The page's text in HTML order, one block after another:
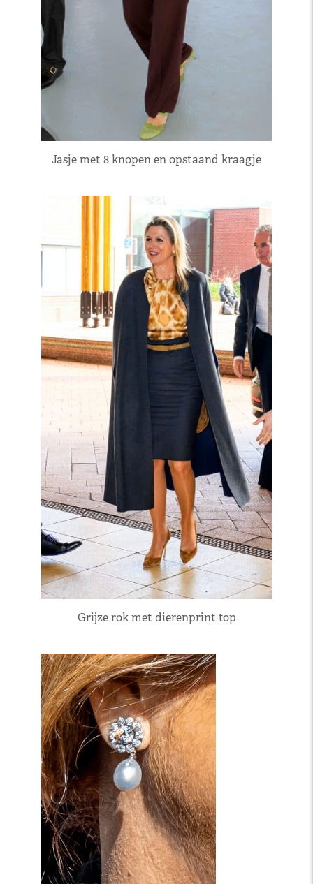
Jasje met 8 knopen en opstaand kraagje
Grijze rok met dierenprint top